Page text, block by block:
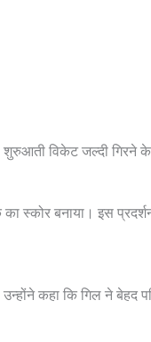
विकेट जल्दी गिरने
स्कोर बनाया। इस
कहा कि गिल ने बेहद